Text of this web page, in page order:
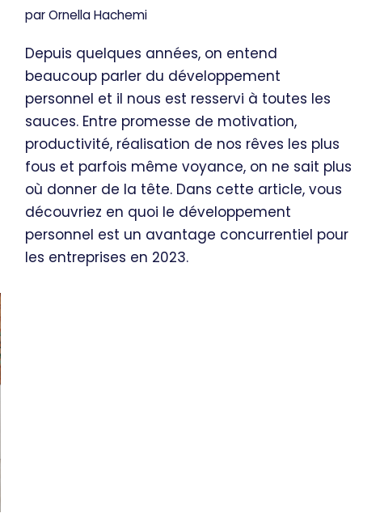
parOrnella Hachemi
Depuis quelques années, on entend
beaucoup parler du développement
personnel et il nous est resservi à toutes les
sauces. Entre promesse de motivation,
productivité, réalisation de nos rêves les plus
fous et parfois même voyance, on ne sait plus
où donner de la tête. Dans cette article, vous
découvriez en quoi le développement
personnel est un avantage concurrentiel pour
les entreprises en 2023.